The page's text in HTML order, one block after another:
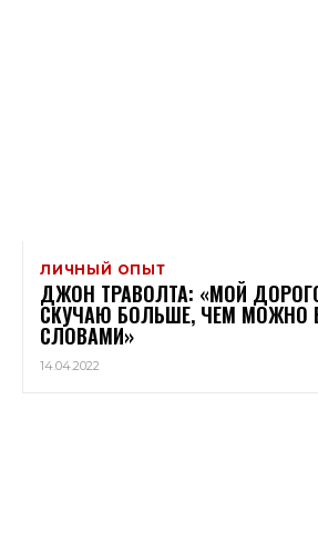
ЛИЧНЫЙ ОПЫТ
ДЖОН ТРАВОЛТА: «МОЙ
СКУЧАЮ БОЛЬШЕ, ЧЕМ МОЖНО
СЛОВАМИ»
14.04.2022